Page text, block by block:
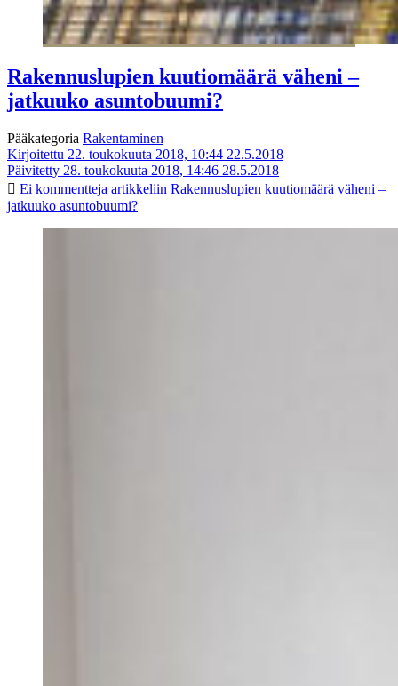
Rakennuslupien kuutiomäärä väheni –
jatkuuko asuntobuumi?
Pääkategoria Rakentaminen
Kirjoitettu 22. toukokuuta 2018, 10:44 22.5.2018
Päivitetty 28. toukokuuta 2018, 14:46 28.5.2018
Ei kommentteja artikkeliin Rakennuslupien kuutiomäärä väheni –
jatkuuko asuntobuumi?